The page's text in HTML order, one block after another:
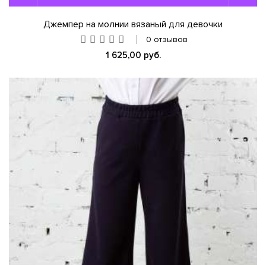
Джемпер на молнии вязаный для девочки
0 отзывов
1 625,00 руб.